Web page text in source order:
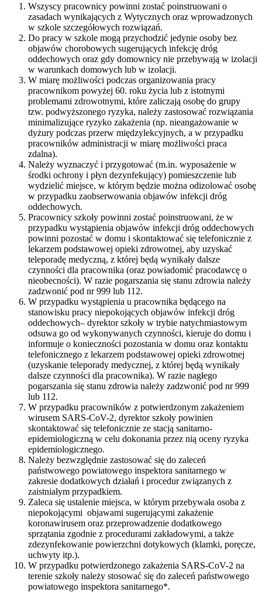
Wszyscy pracownicy powinni zostać poinstruowani o
zasadach wynikających z Wytycznych oraz wprowadzonych
w szkole szczegółowych rozwiązań.
Do pracy w szkole mogą przychodzić jedynie osoby bez
objawów chorobowych sugerujących infekcję dróg
oddechowych oraz gdy domownicy nie przebywają w izolacji
w warunkach domowych lub w izolacji.
W miarę możliwości podczas organizowania pracy
pracownikom powyżej 60. roku życia lub z istotnymi
problemami zdrowotnymi, które zaliczają osobę do grupy
tzw. podwyższonego ryzyka, należy zastosować rozwiązania
minimalizujące ryzyko zakażenia (np. nieangażowanie w
dyżury podczas przerw międzylekcyjnych, a w przypadku
pracowników administracji w miarę możliwości praca
zdalna).
Należy wyznaczyć i przygotować (m.in. wyposażenie w
środki ochrony i płyn dezynfekujący) pomieszczenie lub
wydzielić miejsce, w którym będzie można odizolować osobę
w przypadku zaobserwowania objawów infekcji dróg
oddechowych.
Pracownicy szkoły powinni zostać poinstruowani, że w
przypadku wystąpienia objawów infekcji dróg oddechowych
powinni pozostać w domu i skontaktować się telefonicznie z
lekarzem podstawowej opieki zdrowotnej, aby uzyskać
teleporadę medyczną, z której będą wynikały dalsze
czynności dla pracownika (oraz powiadomić pracodawcę o
nieobecności). W razie pogarszania się stanu zdrowia należy
zadzwonić pod nr 999 lub 112.
W przypadku wystąpienia u pracownika będącego na
stanowisku pracy niepokojących objawów infekcji dróg
oddechowych– dyrektor szkoły w trybie natychmiastowym
odsuwa go od wykonywanych czynności, kieruje do domu i
informuje o konieczności pozostania w domu oraz kontaktu
telefonicznego z lekarzem podstawowej opieki zdrowotnej
(uzyskanie teleporady medycznej, z której będą wynikały
dalsze czynności dla pracownika). W razie nagłego
pogarszania się stanu zdrowia należy zadzwonić pod nr 999
lub 112.
W przypadku pracowników z potwierdzonym zakażeniem
wirusem SARS-CoV-2, dyrektor szkoły powinien
skontaktować się telefonicznie ze stacją sanitarno-
epidemiologiczną w celu dokonania przez nią oceny ryzyka
epidemiologicznego.
Należy bezwzględnie zastosować się do zaleceń
państwowego powiatowego inspektora sanitarnego w
zakresie dodatkowych działań i procedur związanych z
zaistniałym przypadkiem.
Zaleca się ustalenie miejsca, w którym przebywała osoba z
niepokojącymi objawami sugerującymi zakażenie
koronawirusem oraz przeprowadzenie dodatkowego
sprzątania zgodnie z procedurami zakładowymi, a także
zdezynfekowanie powierzchni dotykowych (klamki, poręcze,
uchwyty itp.).
W przypadku potwierdzonego zakażenia SARS-CoV-2 na
terenie szkoły należy stosować się do zaleceń państwowego
powiatowego inspektora sanitarnego*.